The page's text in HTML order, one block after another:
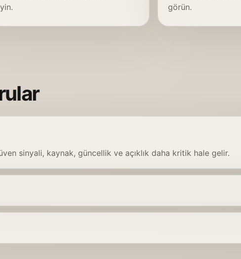
görün.
sinyali, kaynak, güncellik ve açıklık daha kritik hale gelir.